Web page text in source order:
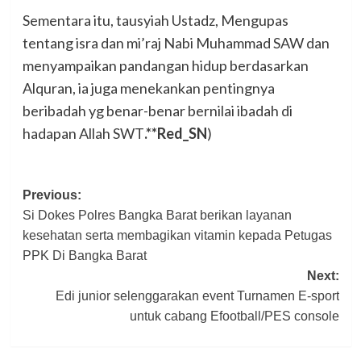
Sementara itu, tausyiah Ustadz, Mengupas
tentang isra dan mi’raj Nabi Muhammad SAW dan
menyampaikan pandangan hidup berdasarkan
Alquran, ia juga menekankan pentingnya
beribadah yg benar-benar bernilai ibadah di
hadapan Allah SWT.**Red_SN)
Post
navigation
Previous:
Si Dokes Polres Bangka Barat berikan layanan
kesehatan serta membagikan vitamin kepada Petugas
PPK Di Bangka Barat
Next:
Edi junior selenggarakan event Turnamen E-sport
untuk cabang Efootball/PES console